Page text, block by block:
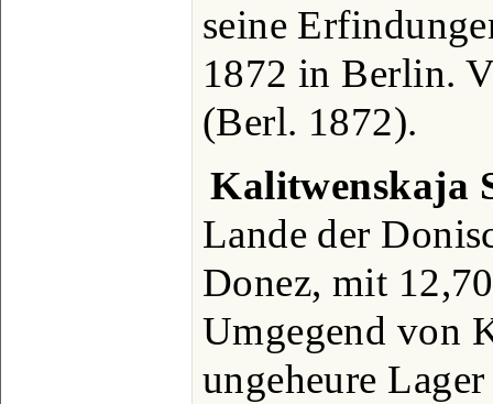
seine
1872 in Berlin.
(Berl. 1872).
Kalitwenskaja
Lande der
Donez, mit
Umgegend von
ungeheure